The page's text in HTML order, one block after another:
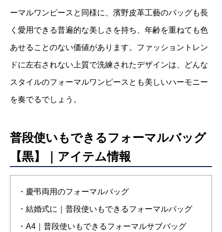
ーマルワンピースと同様に、濱野皮革工藝のバッグも長
く愛用できる普遍的な美しさを持ち、年齢を重ねても色
あせることのない価値があります。ファッショントレン
ドに左右されない上質で洗練されたデザインは、どんな
スタイルのフォーマルワンピースとも美しいハーモニー
を奏でるでしょう。
普段使いもできるフォーマルバッグ
【黒】｜アイテム情報
・慶弔両用のフォーマルバッグ
・結婚式に｜普段使いもできるフォーマルバッグ
・A4｜普段使いもできるフォーマルサブバッグ